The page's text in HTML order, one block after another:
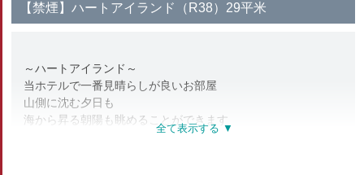
【禁煙】ハートアイランド（R38）29平米
～ハートアイランド～
当ホテルで一番見晴らしが良いお部屋
山側に沈む夕日も
海から昇る朝陽も眺めることができます